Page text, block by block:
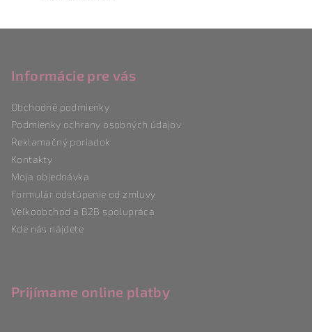
Informácie pre vás
Obchodné podmienky
Podmienky ochrany osobných údajov
Reklamačný poriadok
Kontakty
Moja objednávka
Formulár odstúpenie od zmluvy
Veľkoobchod a B2B spolupráca
Kde nás nájdete
Prijímame online platby